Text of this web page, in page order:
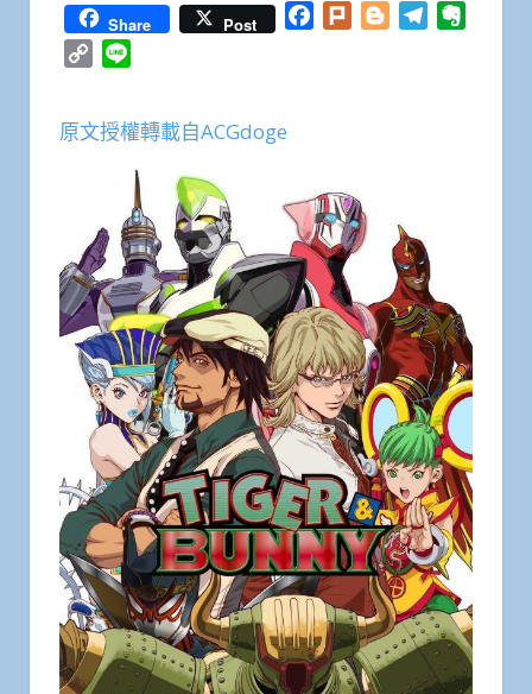
Share Post Facebook
Plurk BloggerTelegram
Copy
原文授權轉載自ACGdoge